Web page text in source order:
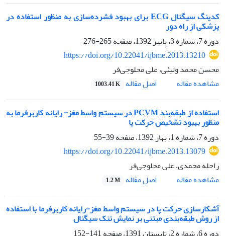
کدینگ سیگنال ECG برای بهبود فشرده‌سازی به منظور استفاده در
پزشکی از راه دور
دوره 7، شماره 3، پاییز 1392، صفحه
265-276
https://doi.org/10.22041/ijbme.2013.13210
محسن محمد ولیئی، علی محلوجی‌فر
مشاهده مقاله
اصل مقاله 1003.41 K
استفاده از طبقه‌بند PCVM در سیستم واسط مغز- رایانه کاربرفرما به
منظور بهبود تشخیص حرکت پا
دوره 7، شماره 1، بهار 1392، صفحه
39-55
https://doi.org/10.22041/ijbme.2013.13079
راحله محمدی، علی محلوجی‌فر
مشاهده مقاله
اصل مقاله 1.2 M
آشکارسازی حرکت پا در سیستم واسط مغز-رایانه کاربرفرما با استفاده
از روش طبقه‌بندی مبتنی بر نمایش تنک سیگنال